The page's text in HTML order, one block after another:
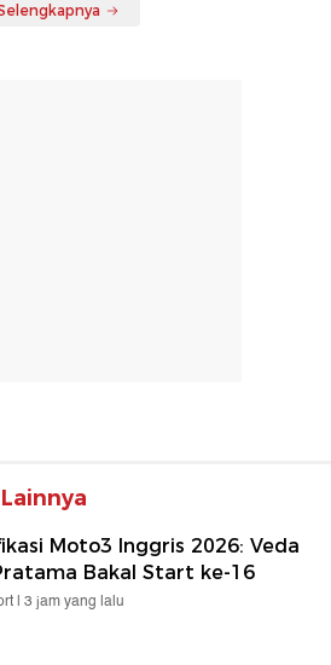
Moto3 Inggris 2026: Veda
Bakal Start ke-16
| 3 jam yang lalu